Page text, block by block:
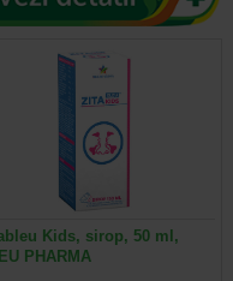
Kids, sirop, 50 ml,
PHARMA